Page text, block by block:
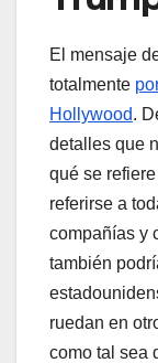
El mensaje
totalmente
Hollywood.
detalles que
qué se
referirse a
compañías y
también
ruedan en
como tal sea